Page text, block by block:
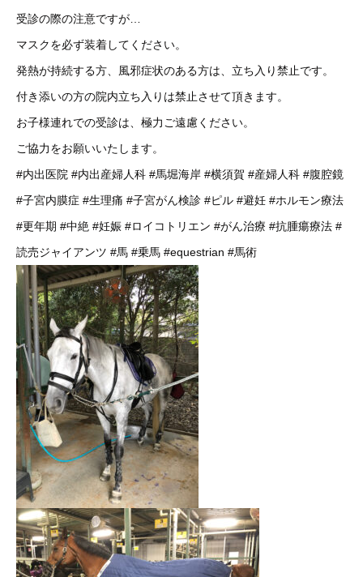
受診の際の注意ですが…
マスクを必ず装着してください。
発熱が持続する方、風邪症状のある方は、立ち入り禁止です。
付き添いの方の院内立ち入りは禁止させて頂きます。
お子様連れでの受診は、極力ご遠慮ください。
ご協力をお願いいたします。
#内出医院 #内出産婦人科 #馬堀海岸 #横須賀 #産婦人科 #腹腔鏡
#子宮内膜症 #生理痛 #子宮がん検診 #ピル #避妊 #ホルモン療法
#更年期 #中絶 #妊娠 #ロイコトリエン #がん治療 #抗腫瘍療法 #
読売ジャイアンツ #馬 #乗馬 #equestrian #馬術